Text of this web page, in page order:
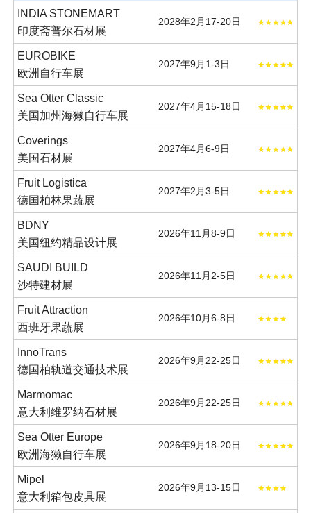
INDIA STONEMART
印度斋普尔石材展
2028年2月17-20日
EUROBIKE
欧洲自行车展
2027年9月1-3日
Sea Otter Classic
美国加州海獭自行车展
2027年4月15-18日
Coverings
美国石材展
2027年4月6-9日
Fruit Logistica
德国柏林果蔬展
2027年2月3-5日
BDNY
美国纽约精品设计展
2026年11月8-9日
SAUDI BUILD
沙特建材展
2026年11月2-5日
Fruit Attraction
西班牙果蔬展
2026年10月6-8日
InnoTrans
德国柏轨道交通技术展
2026年9月22-25日
Marmomac
意大利维罗纳石材展
2026年9月22-25日
Sea Otter Europe
欧洲海獭自行车展
2026年9月18-20日
Mipel
意大利箱包皮具展
2026年9月13-15日